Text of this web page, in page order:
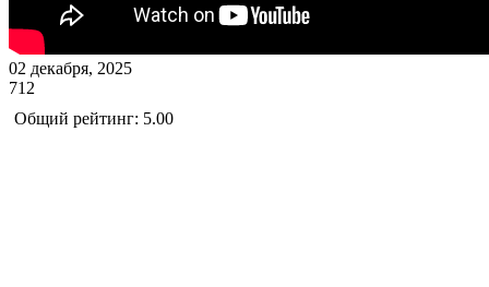
02 декабря, 2025
712
Общий рейтинг: 5.00